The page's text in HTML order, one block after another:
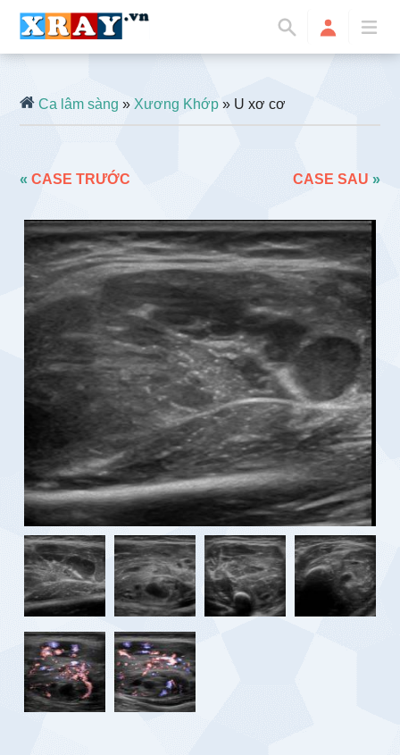
Ca lâm sàng »Xương Khớp » U xơ cơ
«CASE TRƯỚC CASE SAU »